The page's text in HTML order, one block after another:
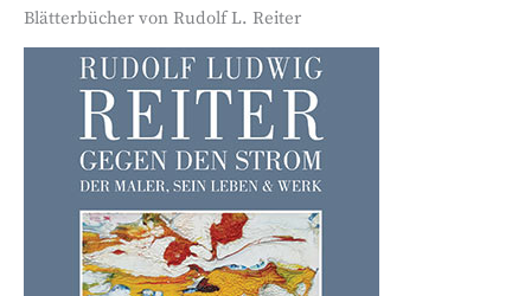
Blätterbücher von Rudolf L. Reiter